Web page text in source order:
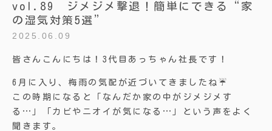
vol.89 ジメジメ撃退！簡単にできる“家
の湿気対策5選”
2025.06.09
皆さんこんにちは！3代目あっちゃん社長です！
6月に入り、梅雨の気配が近づいてきましたね☔
この時期になると「なんだか家の中がジメジメす
る…」「カビやニオイが気になる…」という声をよく
聞きます。